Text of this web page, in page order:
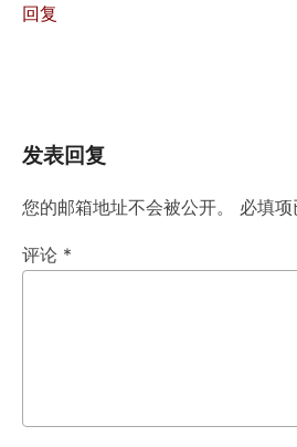
回复
发表回复
您的邮箱地址不会被公开。 必填项
评论 *